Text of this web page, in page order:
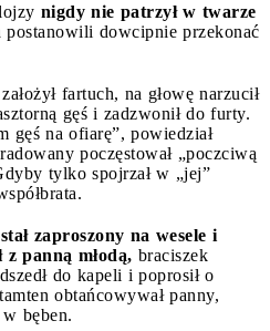
nigdy nie patrzył w twarze
postanowili dowcipnie przekonać
fartuch, na głowę narzucił
gęś i zadzwonił do furty.
gęś na ofiarę”, powiedział
poczęstował „poczciwą
tylko spojrzał w „jej”
zaproszony na wesele i
z panną młodą, braciszek
do kapeli i poprosił o
obtańcowywał panny,
bęben.